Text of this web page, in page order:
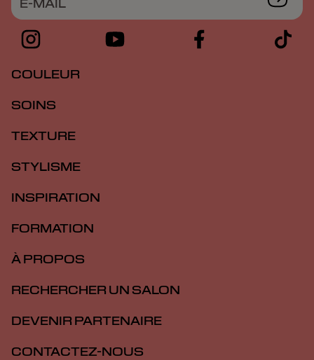
E-MAIL
COULEUR
SOINS
TEXTURE
STYLISME
INSPIRATION
FORMATION
À PROPOS
RECHERCHER UN SALON
DEVENIR PARTENAIRE
CONTACTEZ-NOUS